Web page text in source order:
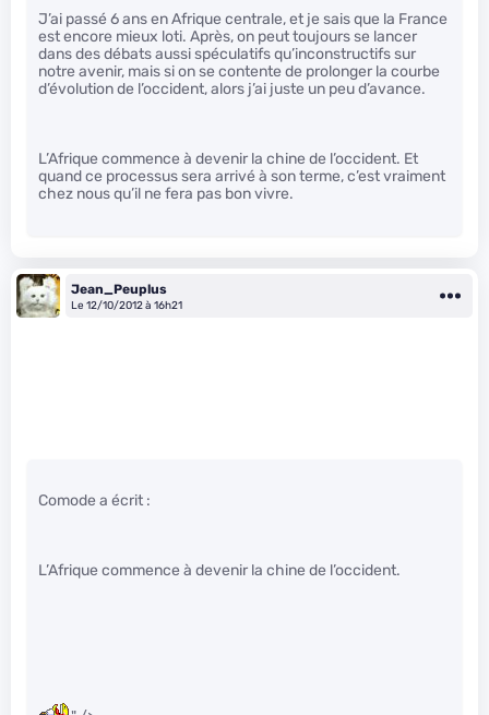
J’ai passé 6 ans en Afrique centrale, et je sais que la France
est encore mieux loti. Après, on peut toujours se lancer
dans des débats aussi spéculatifs qu’inconstructifs sur
notre avenir, mais si on se contente de prolonger la courbe
d’évolution de l’occident, alors j’ai juste un peu d’avance.
L’Afrique commence à devenir la chine de l’occident. Et
quand ce processus sera arrivé à son terme, c’est vraiment
chez nous qu’il ne fera pas bon vivre.
Jean_Peuplus
Le 12/10/2012 à 16h21
Comode a écrit :
L’Afrique commence à devenir la chine de l’occident.